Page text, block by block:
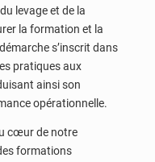
levage et de la
la formation et la
s’inscrit dans
pratiques aux
ainsi son
opérationnelle.
cœur de notre
formations